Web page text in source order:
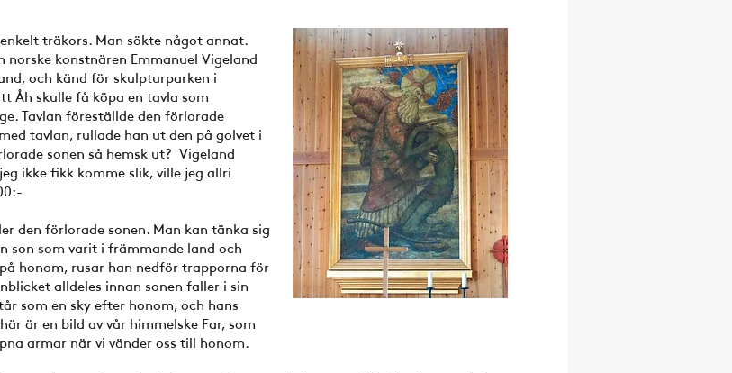
träkors. Man sökte något annat.
konstnären Emmanuel Vigeland
och känd för skulpturparken i
Åh skulle få köpa en tavla som
Tavlan föreställde den förlorade
tavlan, rullade han ut den på golvet i
sonen så hemsk ut? Vigeland
ikke fikk komme slik, ville jeg allri
den förlorade sonen. Man kan tänka sig
son som varit i främmande land och
honom, rusar han nedför trapporna för
alldeles innan sonen faller i sin
som en sky efter honom, och hans
är en bild av vår himmelske Far, som
armar när vi vänder oss till honom.